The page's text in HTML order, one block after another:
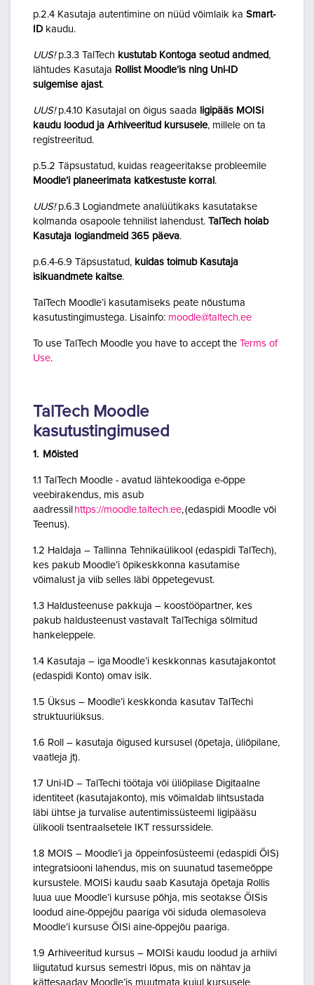
p.2.4 Kasutaja autentimine on nüüd võimlaik ka Smart-
ID kaudu.
UUS!p.3.3 TalTech kustutab Kontoga seotud andmed,
lähtudes Kasutaja Rollist Moodle’is ning Uni-ID
sulgemise ajast.
UUS!p.4.10 Kasutajal on õigus saada ligipääs MOISi
kaudu loodud ja Arhiveeritud kursusele, millele on ta
registreeritud.
p.5.2 Täpsustatud, kuidas reageeritakse probleemile
Moodle’i planeerimata katkestuste korral .
UUS!p.6.3 Logiandmete analüütikaks kasutatakse
kolmanda osapoole tehnilist lahendust. TalTech hoiab
Kasutaja logiandmeid 365 päeva.
p.6.4-6.9 Täpsustatud, kuidas toimub Kasutaja
isikuandmete kaitse.
TalTech Moodle’i kasutamiseks peate nõustuma
kasutustingimustega. Lisainfo: moodle@taltech.ee
To use TalTech Moodle you have to accept the Terms of
Use.
TalTech Moodle
kasutustingimused
1. Mõisted
1.1 TalTech Moodle - avatud lähtekoodiga e-õppe
veebirakendus, mis asub
aadressil https://moodle.taltech.ee, (edaspidi Moodle või
Teenus).
1.2 Haldaja – Tallinna Tehnikaülikool (edaspidi TalTech),
kes pakub Moodle’i õpikeskkonna kasutamise
võimalust ja viib selles läbi õppetegevust.
1.3 Haldusteenuse pakkuja – koostööpartner, kes
pakub haldusteenust vastavalt TalTechiga sõlmitud
hankeleppele.
1.4 Kasutaja – iga Moodle’i keskkonnas kasutajakontot
(edaspidi Konto) omav isik.
1.5 Üksus – Moodle’i keskkonda kasutav TalTechi
struktuuriüksus.
1.6 Roll – kasutaja õigused kursusel (õpetaja, üliõpilane,
vaatleja jt).
1.7 Uni-ID – TalTechi töötaja või üliõpilase Digitaalne
identiteet (kasutajakonto), mis võimaldab lihtsustada
läbi ühtse ja turvalise autentimissüsteemi ligipääsu
ülikooli tsentraalsetele IKT ressurssidele.
1.8 MOIS – Moodle’i ja õppeinfosüsteemi (edaspidi ÕIS)
integratsiooni lahendus, mis on suunatud tasemeõppe
kursustele. MOISi kaudu saab Kasutaja õpetaja Rollis
luua uue Moodle’i kursuse põhja, mis seotakse ÕISis
loodud aine-õppejõu paariga või siduda olemasoleva
Moodle’i kursuse ÕISi aine-õppejõu paariga.
1.9 Arhiveeritud kursus – MOISi kaudu loodud ja arhiivi
liigutatud kursus semestri lõpus, mis on nähtav ja
kättesaadav Moodle’is muutmata kujul kursusele